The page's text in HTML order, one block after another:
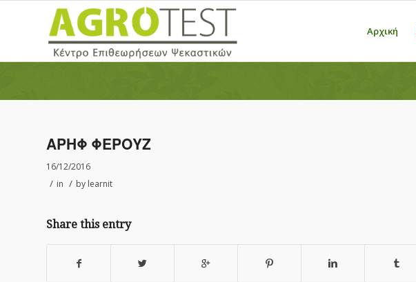
Αρχική
ΑΡΗΦ ΦΕΡΟΥΖ
16/12/2016
/ in / by learnit
Share this entry